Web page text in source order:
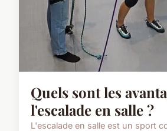
Quels sont les
l'escalade en salle ?
L'escalade en salle est un sport